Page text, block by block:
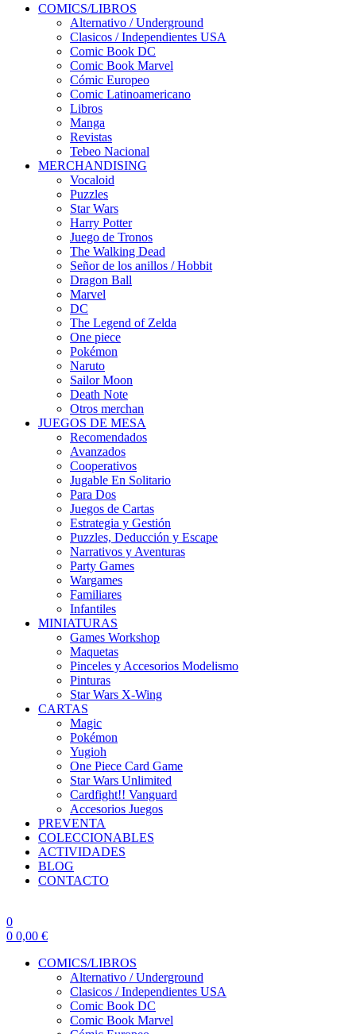
COMICS/LIBROS
Alternativo / Underground
Clasicos / Independientes USA
Comic Book DC
Comic Book Marvel
Cómic Europeo
Comic Latinoamericano
Libros
Manga
Revistas
Tebeo Nacional
MERCHANDISING
Vocaloid
Puzzles
Star Wars
Harry Potter
Juego de Tronos
The Walking Dead
Señor de los anillos / Hobbit
Dragon Ball
Marvel
DC
The Legend of Zelda
One piece
Pokémon
Naruto
Sailor Moon
Death Note
Otros merchan
JUEGOS DE MESA
Recomendados
Avanzados
Cooperativos
Jugable En Solitario
Para Dos
Juegos de Cartas
Estrategia y Gestión
Puzzles, Deducción y Escape
Narrativos y Aventuras
Party Games
Wargames
Familiares
Infantiles
MINIATURAS
Games Workshop
Maquetas
Pinceles y Accesorios Modelismo
Pinturas
Star Wars X-Wing
CARTAS
Magic
Pokémon
Yugioh
One Piece Card Game
Star Wars Unlimited
Cardfight!! Vanguard
Accesorios Juegos
PREVENTA
COLECCIONABLES
ACTIVIDADES
BLOG
CONTACTO
0
0 0,00 €
COMICS/LIBROS
Alternativo / Underground
Clasicos / Independientes USA
Comic Book DC
Comic Book Marvel